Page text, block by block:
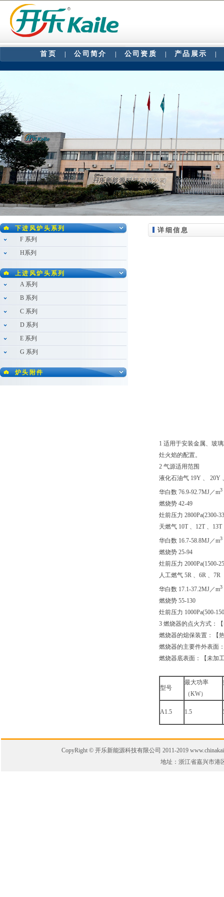
首页 |公司简介 公司资质 产品展示
下进风炉头系列
F 系列
H系列
上进风炉头系列
A 系列
B 系列
C 系列
D 系列
E 系列
G 系列
炉头附件
详细信息
1 适用于安装金属、玻
灶火焰的配置。
2 气源适用范围
液化石油气 19Y 、 20Y
华白数 76.9-92.7MJ／m3
燃烧势 42-49
灶前压力 2800Pa(2300-
天燃气 10T 、12T 、13T
华白数 16.7-58.8MJ／m3
燃烧势 25-94
灶前压力 2000Pa(1500-
人工燃气 5R 、6R 、7R
华白数 17.1-37.2MJ／m3
燃烧势 55-130
灶前压力 1000Pa(500-
3 燃烧器的点火方式：
燃烧器的熄保装置：【
燃烧器的主要件外表面
燃烧器底表面：【未加
型号
最大功率
（KW）
A1.5 1.5
CopyRight © 开乐新能源科技有限公司 2011-2019
地址：浙江省嘉兴市港